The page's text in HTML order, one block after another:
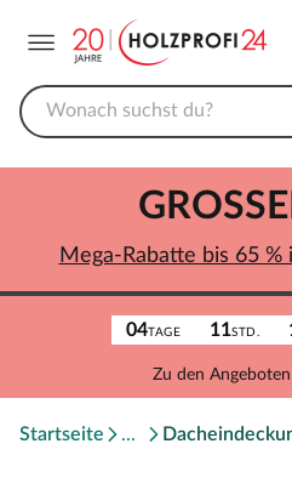
04TAGE 11STD.
Zu den
Mega-Rabatte bis 65
Startseite